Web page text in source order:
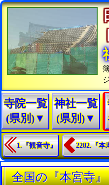
寺院一覧
(県別)▼
神社一覧
(県別)▼
1.『観音寺』 2282.『本
全国の『本宮寺